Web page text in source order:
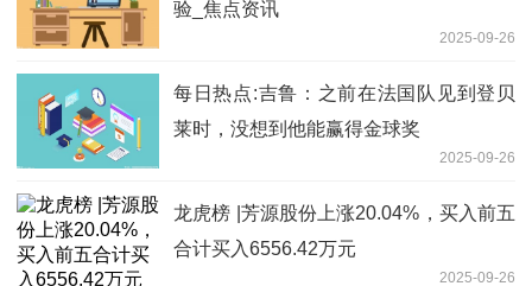
验_焦点资讯
2025-09-26
每日热点:吉鲁：之前在法国队见到登贝
莱时，没想到他能赢得金球奖
2025-09-26
龙虎榜 |芳源股份上涨20.04%，买入前五
合计买入6556.42万元
2025-09-26